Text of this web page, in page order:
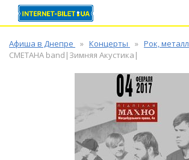
Афиша в Днепре Концерты
Рок, металл
СМЕТАНА band|Зимняя Акустика|